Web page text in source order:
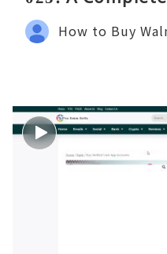
How to Buy